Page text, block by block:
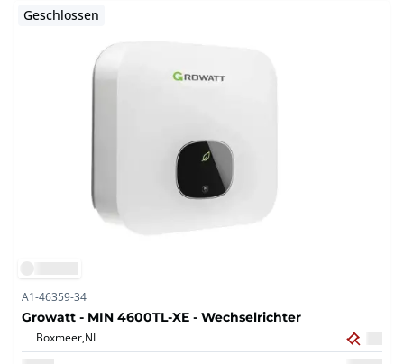
Geschlossen
A1-46359-34
Growatt - MIN 4600TL-XE - Wechselrichter
Boxmeer,NL